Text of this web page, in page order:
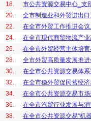
18.
市公共资源交易中心_支
20.
全市制造业和外贸进出
22.
在全市外贸工作推进会
24.
在全市现代商贸物流产
26.
在全市外贸经营主体培
28.
全市外贸高质量发展推
30.
在全市公共资源交易体
32.
在全市稳外贸促民营经
34.
在全市公共资源交易市
36.
在全市汽贸行业发展与
38.
在全市公共资源交易“机